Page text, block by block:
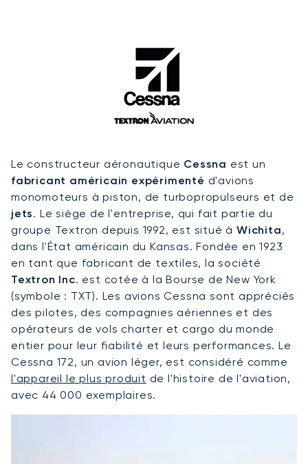
Le constructeur aéronautique Cessna est un
fabricant américain expérimenté d'avions
monomoteurs à piston, de turbopropulseurs et de
jets. Le siège de l'entreprise, qui fait partie du
groupe Textron depuis 1992, est situé à Wichita,
dans l'État américain du Kansas. Fondée en 1923
en tant que fabricant de textiles, la société
Textron Inc. est cotée à la Bourse de New York
(symbole : TXT). Les avions Cessna sont appréciés
des pilotes, des compagnies aériennes et des
opérateurs de vols charter et cargo du monde
entier pour leur fiabilité et leurs performances. Le
Cessna 172, un avion léger, est considéré comme
l'appareil le plus produit de l'histoire de l'aviation,
avec 44 000 exemplaires.